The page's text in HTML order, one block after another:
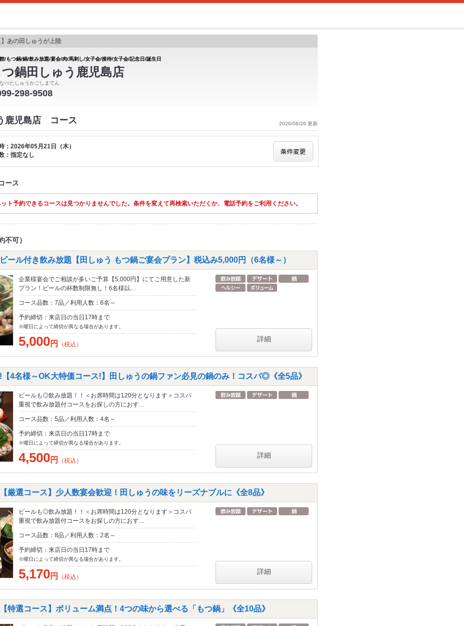
】あの田しゅうが上陸
/もつ鍋/鍋/飲み放題/宴会/肉/馬刺し/女子会/接待/女子会/記念日/誕生日
つ鍋田しゅう鹿児島店
べたしゅうかごしまてん
298-9508
2026/06/26 更新
鹿児島店 コース
：2026年05月21日（木）
：指定なし
ース
ト予約できるコースは見つかりませんでした。条件を変えて再検索いただくか、電話予約をご利用ください。
不可）
ール付き飲み放題【田しゅう もつ鍋ご宴会プラン】税込み5,000円（6名様～）
企業様宴会でご相談が多いご予算【5,000円】にてご用意した新
プラン！ビールの杯数制限無し！6名様以…
コース品数：7品／利用人数：6名～
予約締切：来店日の当日17時まで
※曜日によって締切が異なる場合があります。
5,000円 （税込）
詳細
4名様～OK大特価コース!】田しゅうの鍋ファン必見の鍋のみ！コスパ◎《全5品》
ビールも◎飲み放題！！＜お席時間は120分となります＞コスパ
重視で飲み放題付コースをお探しの方におす…
コース品数：5品／利用人数：4名～
予約締切：来店日の当日17時まで
※曜日によって締切が異なる場合があります。
4,500円 （税込）
詳細
厳選コース】少人数宴会歓迎！田しゅうの味をリーズナブルに《全8品》
ビールも◎飲み放題！！＜お席時間は120分となります＞コスパ
重視で飲み放題付コースをお探しの方におす…
コース品数：8品／利用人数：2名～
予約締切：来店日の当日17時まで
※曜日によって締切が異なる場合があります。
5,170円 （税込）
詳細
特選コース】ボリューム満点！4つの味から選べる「もつ鍋」《全10品》